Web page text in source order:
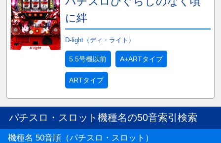
に絆
D-light（ディ・ライト）
5.5号機以前 A+ARTタイプ
ARTタイプ
パチスロ・スロット機種名の50音索引検索
機種名 50音順（パチスロ・スロット）